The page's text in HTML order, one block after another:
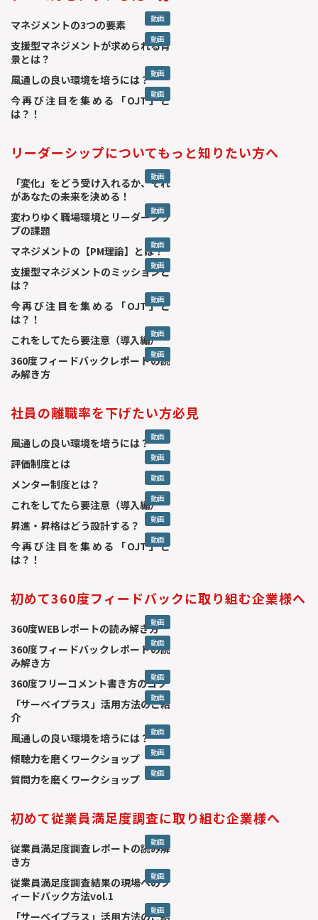
動画
マネジメントの3つの要素
動画
支援型マネジメントが求められる背
景とは？
動画
風通しの良い環境を培うには？
動画
今再び注目を集める「OJT」と
は？！
リーダーシップについてもっと知りたい方へ
動画
「変化」をどう受け入れるか、それ
があなたの未来を決める！
動画
変わりゆく職場環境とリーダーシッ
プの課題
動画
マネジメントの【PM理論】とは？
動画
支援型マネジメントのミッションと
は？
動画
今再び注目を集める「OJT」と
は？！
動画
これをしてたら要注意（導入編）
動画
360度フィードバックレポートの読
み解き方
社員の離職率を下げたい方必見
動画
風通しの良い環境を培うには？
動画
評価制度とは
動画
メンター制度とは？
動画
これをしてたら要注意（導入編）
動画
昇進・昇格はどう設計する？
動画
今再び注目を集める「OJT」と
は？！
初めて360度フィードバックに取り組む企業様へ
動画
360度WEBレポートの読み解き方
動画
360度フィードバックレポートの読
み解き方
動画
360度フリーコメント書き方のコツ
動画
「サーベイプラス」活用方法のご紹
介
動画
風通しの良い環境を培うには？
動画
傾聴力を磨くワークショップ
動画
質問力を磨くワークショップ
初めて従業員満足度調査に取り組む企業様へ
動画
従業員満足度調査レポートの読み解
き方
動画
従業員満足度調査結果の現場へのフ
ィードバック方法vol.1
動画
「サーベイプラス」活用方法のご紹